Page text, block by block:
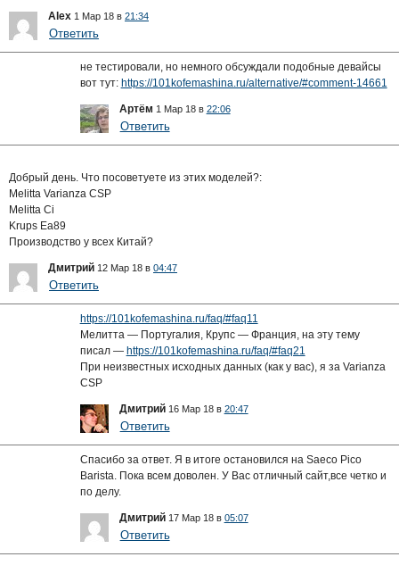
Alex 1 Мар 18 в 21:34
Ответить
не тестировали, но немного обсуждали подобные девайсы
вот тут: https://101kofemashina.ru/alternative/#comment-14661
Артём 1 Мар 18 в 22:06
Ответить
Добрый день. Что посоветуете из этих моделей?:
Melitta Varianza CSP
Melitta Ci
Krups Ea89
Производство у всех Китай?
Дмитрий 12 Мар 18 в 04:47
Ответить
https://101kofemashina.ru/faq/#faq11
Мелитта — Португалия, Крупс — Франция, на эту тему
писал — https://101kofemashina.ru/faq/#faq21
При неизвестных исходных данных (как у вас), я за Varianza
CSP
Дмитрий 16 Мар 18 в 20:47
Ответить
Спасибо за ответ. Я в итоге остановился на Saeco Pico
Barista. Пока всем доволен. У Вас отличный сайт,все четко и
по делу.
Дмитрий 17 Мар 18 в 05:07
Ответить